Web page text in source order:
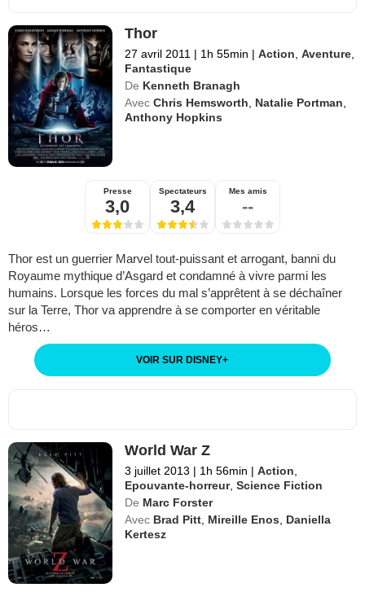
Thor
27 avril 2011 | 1h 55min | Action,Aventure,
Fantastique
De Kenneth Branagh
Avec Chris Hemsworth, Natalie Portman,
Anthony Hopkins
Presse
3,0
Spectateurs
3,4
Mes amis
--
Thor est un guerrier Marvel tout-puissant et arrogant, banni du
Royaume mythique d’Asgard et condamné à vivre parmi les
humains. Lorsque les forces du mal s’apprêtent à se déchaîner
sur la Terre, Thor va apprendre à se comporter en véritable
héros…
VOIR SUR DISNEY+
World War Z
3 juillet 2013 | 1h 56min | Action,
Epouvante-horreur,Science Fiction
De Marc Forster
Avec Brad Pitt, Mireille Enos, Daniella
Kertesz